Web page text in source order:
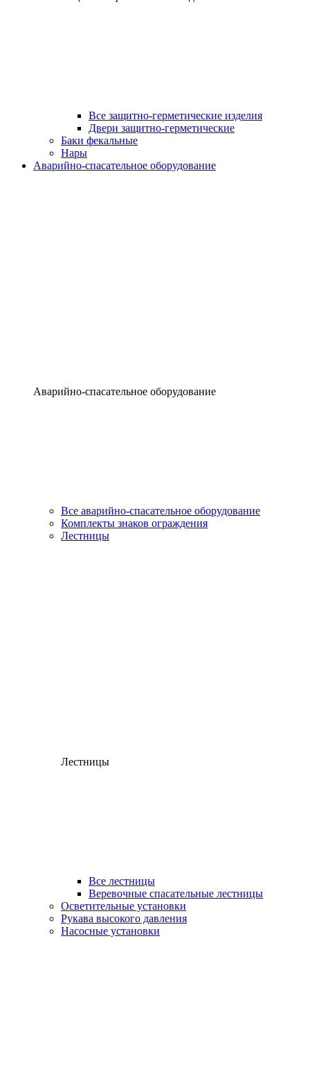
Все защитно-герметические изделия
Двери защитно-герметические
Баки фекальные
Нары
Аварийно-спасательное оборудование
Аварийно-спасательное оборудование
Все аварийно-спасательное оборудование
Комплекты знаков ограждения
Лестницы
Лестницы
Все лестницы
Веревочные спасательные лестницы
Осветительные установки
Рукава высокого давления
Насосные установки